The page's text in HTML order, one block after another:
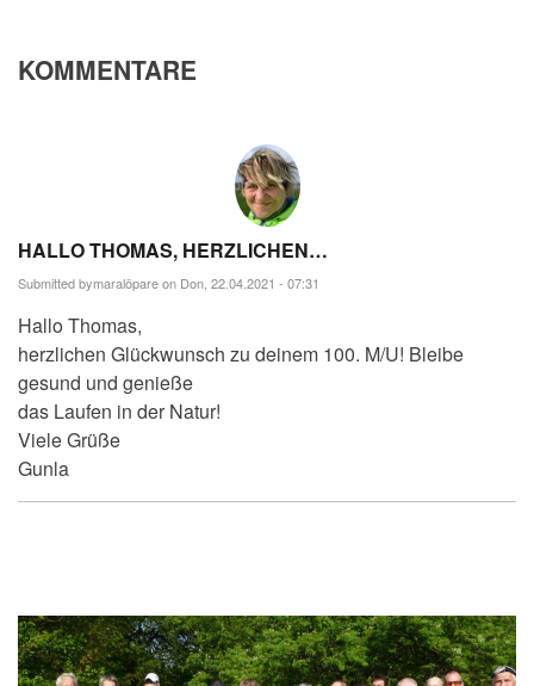
KOMMENTARE
HALLO THOMAS, HERZLICHEN…
Submitted bymaralöpareon Don, 22.04.2021 - 07:31
Hallo Thomas,
herzlichen Glückwunsch zu deinem 100. M/U! Bleibe
gesund und genieße
das Laufen in der Natur!
Viele Grüße
Gunla